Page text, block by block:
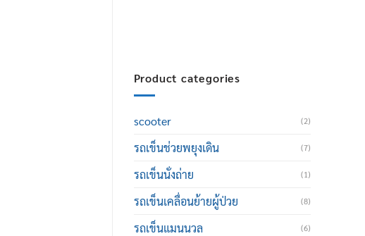
Product categories
scooter (2)
รถเข็นช่วยพยุงเดิน (7)
รถเข็นนั่งถ่าย (1)
รถเข็นเคลื่อนย้ายผู้ป่วย (8)
รถเข็นแมนนวล (6)